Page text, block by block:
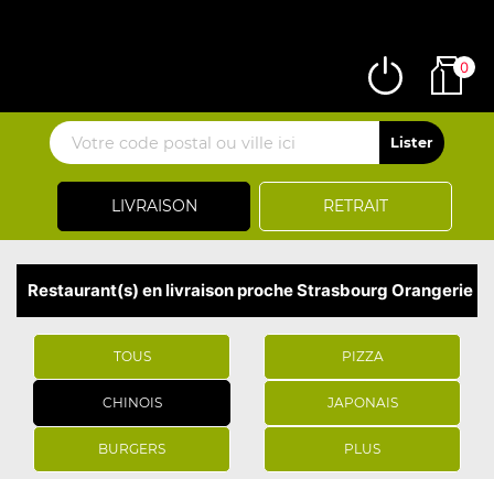
LIVRAISON RETRAIT
0
Restaurant(s) en livraison proche Strasbourg Orangerie
TOUS PIZZA
CHINOIS JAPONAIS
BURGERS PLUS